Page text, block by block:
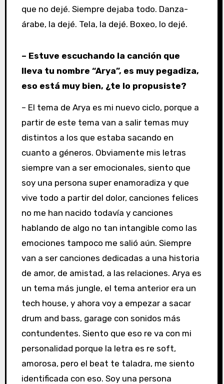
que no dejé. Siempre dejaba todo. Danza-
árabe, la dejé. Tela, la dejé. Boxeo, lo dejé.
– Estuve escuchando la canción que
lleva tu nombre “Arya”, es muy pegadiza,
eso está muy bien, ¿te lo propusiste?
– El tema de Arya es mi nuevo ciclo, porque a
partir de este tema van a salir temas muy
distintos a los que estaba sacando en
cuanto a géneros. Obviamente mis letras
siempre van a ser emocionales, siento que
soy una persona super enamoradiza y que
vive todo a partir del dolor, canciones felices
no me han nacido todavía y canciones
hablando de algo no tan intangible como las
emociones tampoco me salió aún. Siempre
van a ser canciones dedicadas a una historia
de amor, de amistad, a las relaciones. Arya es
un tema más jungle, el tema anterior era un
tech house, y ahora voy a empezar a sacar
drum and bass, garage con sonidos más
contundentes. Siento que eso re va con mi
personalidad porque la letra es re soft,
amorosa, pero el beat te taladra, me siento
identificada con eso. Soy una persona